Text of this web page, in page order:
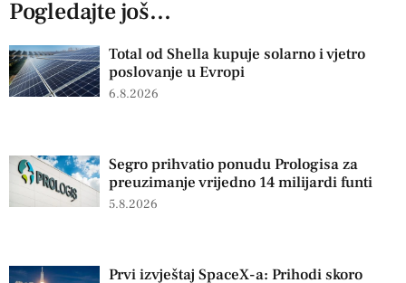
Pogledajte još...
Total od Shella kupuje solarno i vjetro
poslovanje u Evropi
6.8.2026
Segro prihvatio ponudu Prologisa za
preuzimanje vrijedno 14 milijardi funti
5.8.2026
Prvi izvještaj SpaceX-a: Prihodi skoro